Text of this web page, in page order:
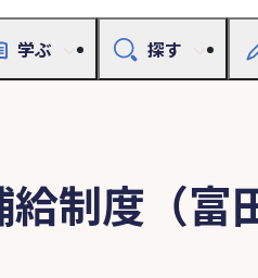
学ぶ 探す
制度（富